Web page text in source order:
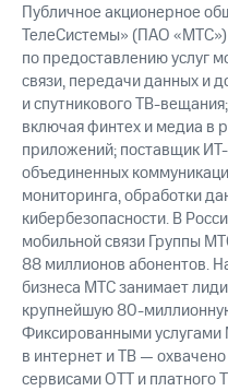
Публичное акционерное
ТелеСистемы» (ПАО
по предоставлению услуг
связи, передачи данных и
и спутникового ТВ-
включая финтех и медиа в
приложений; поставщик
объединенных
мониторинга, обработки
кибербезопасности. В
мобильной связи Группы
88 миллионов абонентов.
бизнеса МТС занимает
крупнейшую 80-
Фиксированными
в интернет и ТВ —
сервисами OTT и